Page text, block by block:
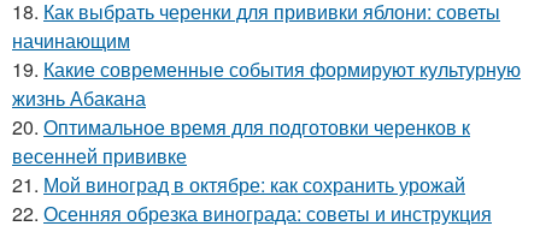
18. Как выбрать черенки для прививки яблони: советы
начинающим
19. Какие современные события формируют культурную
жизнь Абакана
20. Оптимальное время для подготовки черенков к
весенней прививке
21. Мой виноград в октябре: как сохранить урожай
22. Осенняя обрезка винограда: советы и инструкция